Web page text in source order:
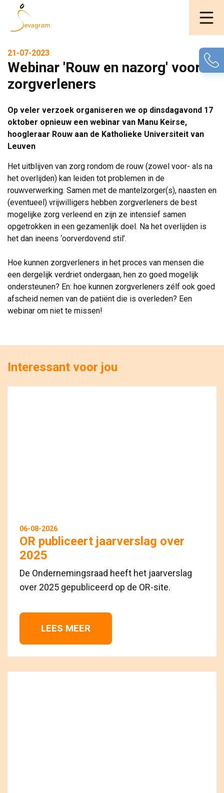
21-07-2023
Webinar 'Rouw en nazorg' voor
zorgverleners
Op veler verzoek organiseren we op dinsdagavond 17
oktober opnieuw een webinar van Manu Keirse,
hoogleraar Rouw aan de Katholieke Universiteit van
Leuven
Het uitblijven van zorg rondom de rouw (zowel voor- als na
het overlijden) kan leiden tot problemen in de
rouwverwerking. Samen met de mantelzorger(s), naasten en
(eventueel) vrijwilligers hebben zorgverleners de best
mogelijke zorg verleend en zijn ze intensief samen
opgetrokken in een gezamenlijk doel. Na het overlijden is
het dan ineens ‘oorverdovend stil’.
Hoe kunnen zorgverleners in het proces van mensen die
een dergelijk verdriet ondergaan, hen zo goed mogelijk
ondersteunen? En: hoe kunnen zorgverleners zélf ook goed
afscheid nemen van de patiënt die is overleden? Een
webinar om niet te missen!
Interessant voor jou
06-08-2026
OR publiceert jaarverslag over
2025
De Ondernemingsraad heeft het jaarverslag
over 2025 gepubliceerd op de OR-site.
LEES MEER